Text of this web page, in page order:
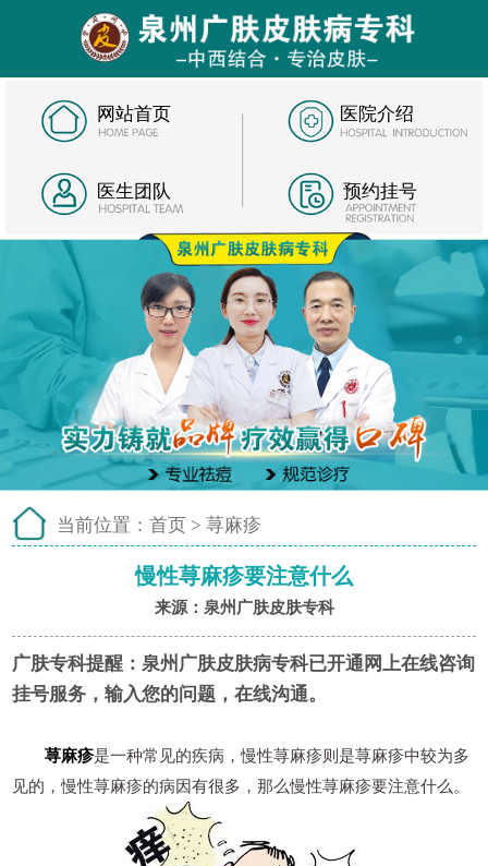
网站首页 医院介绍
医生团队 预约挂号
当前位置： 首页 > 荨麻疹
慢性荨麻疹要注意什么
来源：泉州广肤皮肤专科
广肤专科提醒： 泉州广肤皮肤病专科已开通网上在线咨询
挂号服务，输入您的问题，在线沟通。
荨麻疹是一种常见的疾病，慢性荨麻疹则是荨麻疹中较为多
见的，慢性荨麻疹的病因有很多，那么慢性荨麻疹要注意什么。